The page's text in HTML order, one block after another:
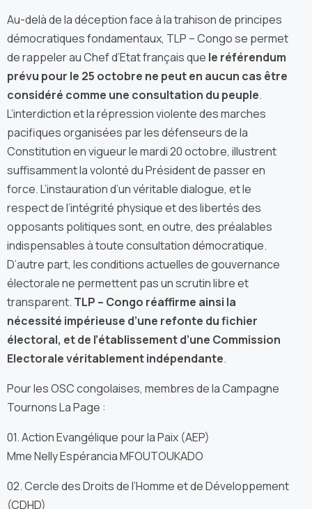
Au-delà de la déception face à la trahison de principes
démocratiques fondamentaux, TLP – Congo se permet
de rappeler au Chef d’Etat français que le référendum
prévu pour le 25 octobre ne peut en aucun cas être
considéré comme une consultation du peuple.
L’interdiction et la répression violente des marches
pacifiques organisées par les défenseurs de la
Constitution en vigueur le mardi 20 octobre, illustrent
suffisamment la volonté du Président de passer en
force. L’instauration d’un véritable dialogue, et le
respect de l’intégrité physique et des libertés des
opposants politiques sont, en outre, des préalables
indispensables à toute consultation démocratique.
D’autre part, les conditions actuelles de gouvernance
électorale ne permettent pas un scrutin libre et
transparent. TLP – Congo réaffirme ainsi la
nécessité impérieuse d’une refonte du fichier
électoral, et de l’établissement d’une Commission
Electorale véritablement indépendante.
Pour les OSC congolaises, membres de la Campagne
Tournons La Page :
01. Action Evangélique pour la Paix (AEP)
Mme Nelly Espérancia MFOUTOUKADO
02. Cercle des Droits de l’Homme et de Développement
(CDHD)